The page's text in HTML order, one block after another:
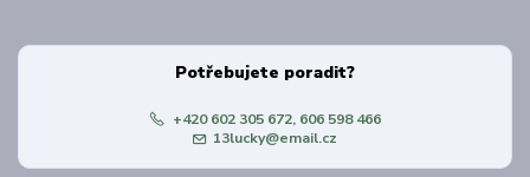
Potřebujete poradit?
+420 602 305 672, 606 598 466
13lucky@email.cz